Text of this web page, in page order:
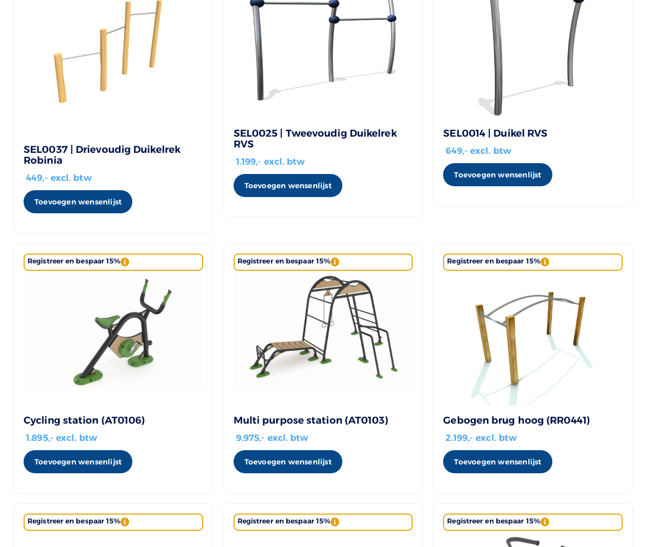
SEL0037 | Drievoudig Duikelrek
Robinia
449,- excl. btw
Toevoegen wensenlijst
SEL0025 | Tweevoudig Duikelrek
RVS
1.199,- excl. btw
Toevoegen wensenlijst
SEL0014 | Duikel RVS
649,- excl. btw
Toevoegen wensenlijst
Registreer en bespaar 15%
Cycling station (AT0106)
1.895,- excl. btw
Toevoegen wensenlijst
Registreer en bespaar 15%
Multi purpose station (AT0103)
9.975,- excl. btw
Toevoegen wensenlijst
Registreer en bespaar 15%
Gebogen brug hoog (RR0441)
2.199,- excl. btw
Toevoegen wensenlijst
Registreer en bespaar 15% Registreer en bespaar 15% Registreer en bespaar 15%